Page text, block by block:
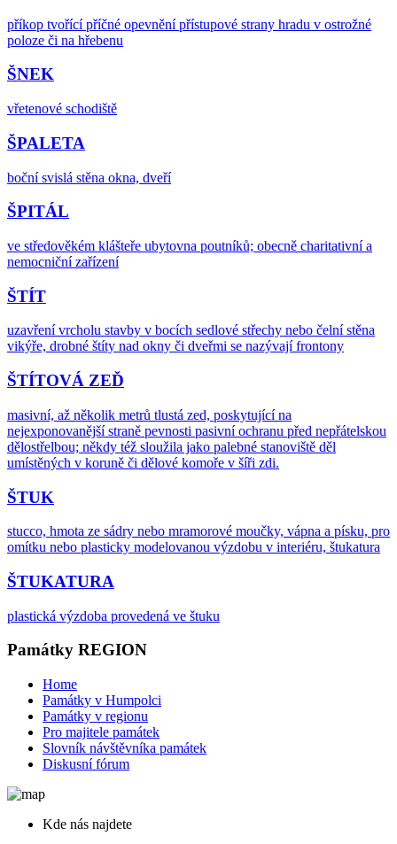
příkop tvořící příčné opevnění přístupové strany hradu v ostrožné
poloze či na hřebenu
ŠNEK
vřetenové schodiště
ŠPALETA
boční svislá stěna okna, dveří
ŠPITÁL
ve středověkém klášteře ubytovna poutníků; obecně charitativní a
nemocniční zařízení
ŠTÍT
uzavření vrcholu stavby v bocích sedlové střechy nebo čelní stěna
vikýře, drobné štíty nad okny či dveřmi se nazývají frontony
ŠTÍTOVÁ ZEĎ
masivní, až několik metrů tlustá zed, poskytující na
nejexponovanější straně pevnosti pasivní ochranu před nepřátelskou
dělostřelbou; někdy též sloužila jako palebné stanoviště děl
umístěných v koruně či dělové komoře v šíři zdi.
ŠTUK
stucco, hmota ze sádry nebo mramorové moučky, vápna a písku, pro
omítku nebo plasticky modelovanou výzdobu v interiéru, štukatura
ŠTUKATURA
plastická výzdoba provedená ve štuku
Památky REGION
Home
Památky v Humpolci
Památky v regionu
Pro majitele památek
Slovník návštěvníka památek
Diskusní fórum
Kde nás najdete